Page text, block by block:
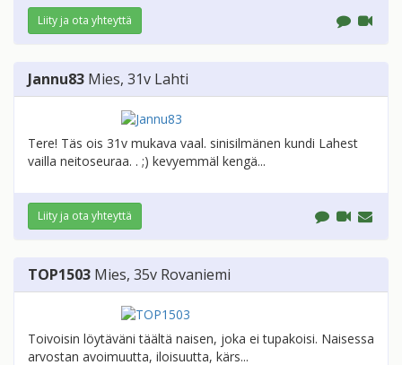
Liity ja ota yhteyttä
Jannu83 Mies, 31v Lahti
Tere! Täs ois 31v mukava vaal. sinisilmänen kundi Lahest
vailla neitoseuraa. . ;) kevyemmäl kengä...
Liity ja ota yhteyttä
TOP1503 Mies, 35v Rovaniemi
Toivoisin löytäväni täältä naisen, joka ei tupakoisi. Naisessa
arvostan avoimuutta, iloisuutta, kärs...